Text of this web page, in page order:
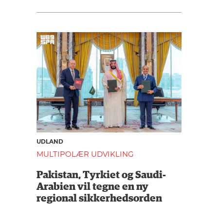
UDLAND
MULTIPOLÆR UDVIKLING
Pakistan, Tyrkiet og Saudi-
Arabien vil tegne en ny
regional sikkerhedsorden